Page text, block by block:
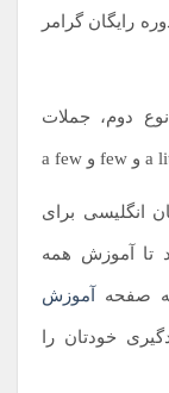
رایگان گرامر
دوم، جملات
انگلیسی برای
تا آموزش همه
صفحه آموزش
خودتان را